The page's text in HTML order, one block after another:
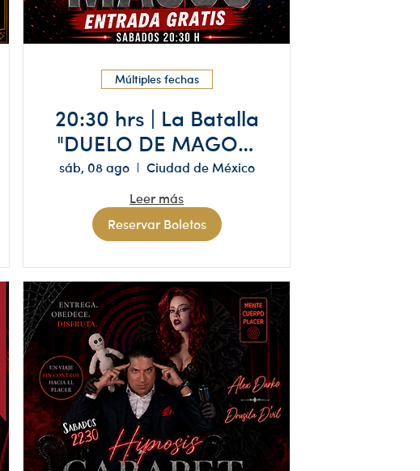
Múltiples fechas
20:30 hrs | La Batalla
"DUELO DE MAGOS"
Nueva Temporada |
Magia
sáb, 08 ago
Ciudad de México
Leer más
Reservar Boletos